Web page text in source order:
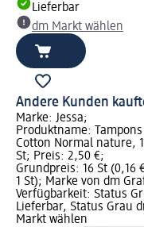
Lieferbar
dm Markt wählen
Andere Kunden
Marke: Jessa;
Produktname: Tampons
Cotton Normal nature,
St; Preis: 2,50 €;
Grundpreis: 16 St (0,16
1 St); Marke von dm
Verfügbarkeit: Status
Lieferbar, Status Grau
Markt wählen